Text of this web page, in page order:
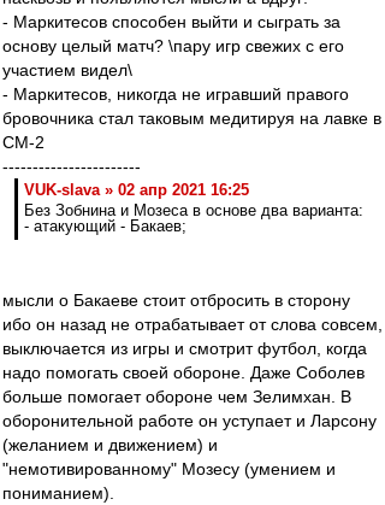
- Маркитесов способен выйти и сыграть за
основу целый матч? \пару игр свежих с его
участием видел\
- Маркитесов, никогда не игравший правого
бровочника стал таковым медитируя на лавке в
СМ-2
-----------------------
VUK-slava » 02 апр 2021 16:25
Без Зобнина и Мозеса в основе два варианта:
- атакующий - Бакаев;
мысли о Бакаеве стоит отбросить в сторону
ибо он назад не отрабатывает от слова совсем,
выключается из игры и смотрит футбол, когда
надо помогать своей обороне. Даже Соболев
больше помогает обороне чем Зелимхан. В
оборонительной работе он уступает и Ларсону
(желанием и движением) и
"немотивированному" Мозесу (умением и
пониманием).